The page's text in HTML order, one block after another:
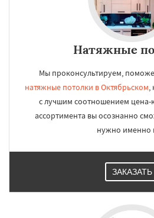
Натяжные
Мы проконсультируем,
натяжные потолки в Октябрьском,
с лучшим соотношением цена-
ассортимента вы осознанно
нужно именно
ЗАКАЗАТЬ